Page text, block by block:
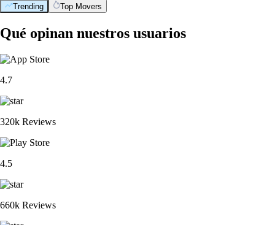
Trending Top Movers
Qué opinan nuestros usuarios
4.7
320k Reviews
4.5
660k Reviews